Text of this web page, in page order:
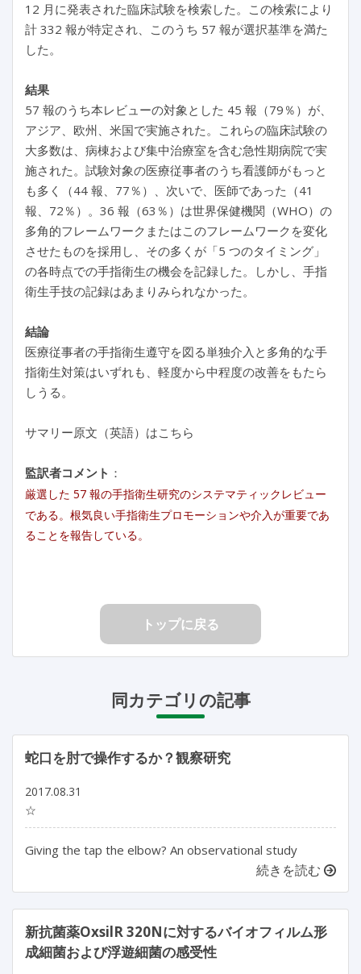
12 月に発表された臨床試験を検索した。この検索により
計 332 報が特定され、このうち 57 報が選択基準を満た
した。
結果
57 報のうち本レビューの対象とした 45 報（79％）が、
アジア、欧州、米国で実施された。これらの臨床試験の
大多数は、病棟および集中治療室を含む急性期病院で実
施された。試験対象の医療従事者のうち看護師がもっと
も多く（44 報、77％）、次いで、医師であった（41
報、72％）。36 報（63％）は世界保健機関（WHO）の
多角的フレームワークまたはこのフレームワークを変化
させたものを採用し、その多くが「5 つのタイミング」
の各時点での手指衛生の機会を記録した。しかし、手指
衛生手技の記録はあまりみられなかった。
結論
医療従事者の手指衛生遵守を図る単独介入と多角的な手
指衛生対策はいずれも、軽度から中程度の改善をもたら
しうる。
サマリー原文（英語）はこちら
監訳者コメント ：
厳選した 57 報の手指衛生研究のシステマティックレビュー
である。根気良い手指衛生プロモーションや介入が重要であ
ることを報告している。
トップに戻る
同カテゴリの記事
蛇口を肘で操作するか？観察研究
2017.08.31
☆
Giving the tap the elbow? An observational study
続きを読む
新抗菌薬OxsilR 320Nに対するバイオフィルム形
成細菌および浮遊細菌の感受性